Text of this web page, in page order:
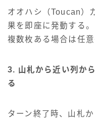
オオハシ（Toucan）
果を即座に発動する。
複数枚ある場合は任
3. 山札から近い列か
る
ターン終了時、山札